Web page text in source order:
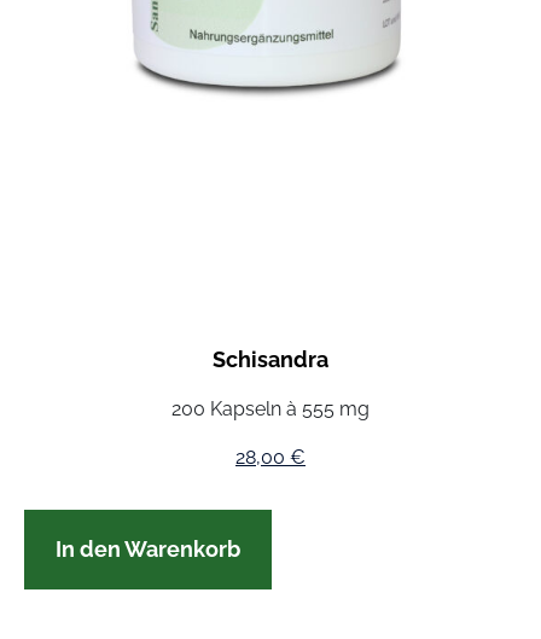
Schisandra
200 Kapseln à 555 mg
28,00 €
In den Warenkorb